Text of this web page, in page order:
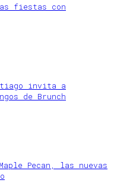
fiestas con
invita a
de Brunch
Pecan, las nuevas